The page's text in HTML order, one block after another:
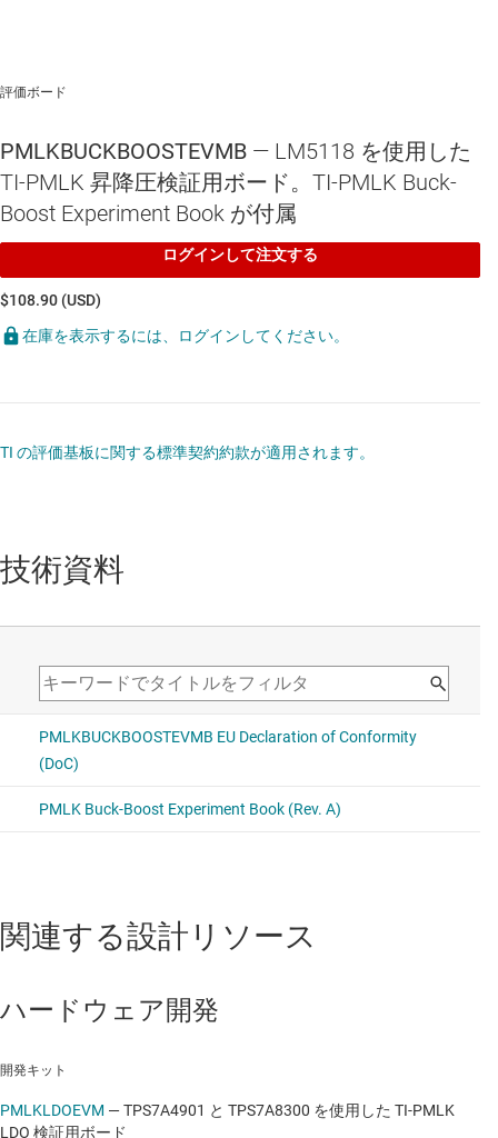
評価ボード
PMLKBUCKBOOSTEVMB — LM5118 を使用した
TI-PMLK 昇降圧検証用ボード。TI-PMLK Buck-
Boost Experiment Book が付属
ログインして注文する
$108.90 (USD)
在庫を表示するには、ログインしてください。
TI の評価基板に関する標準契約約款が適用されます。
技術資料
関連する設計リソース
ハードウェア開発
開発キット
PMLKLDOEVM —TPS7A4901 と TPS7A8300 を使用した TI-PMLK
LDO 検証用ボード